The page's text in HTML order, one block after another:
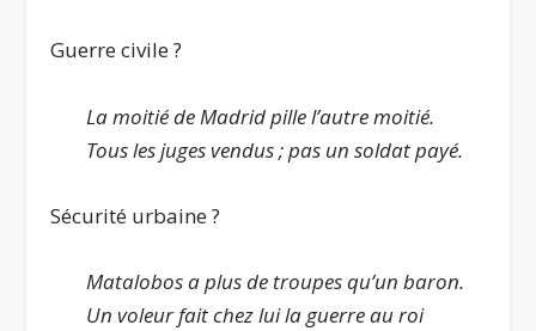
Guerre civile ?
La moitié de Madrid pille l’autre moitié.
Tous les juges vendus ; pas un soldat payé.
Sécurité urbaine ?
Matalobos a plus de troupes qu’un baron.
Un voleur fait chez lui la guerre au roi